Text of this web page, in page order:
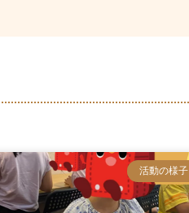
活動の様子